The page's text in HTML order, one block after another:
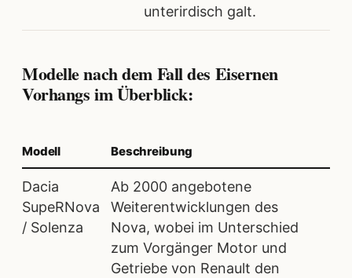
unterirdisch galt.
Modelle nach dem Fall des Eisernen
Vorhangs im Überblick:
Modell Beschreibung
Dacia
SupeRNova
/ Solenza
Ab 2000 angebotene
Weiterentwicklungen des
Nova, wobei im Unterschied
zum Vorgänger Motor und
Getriebe von Renault den